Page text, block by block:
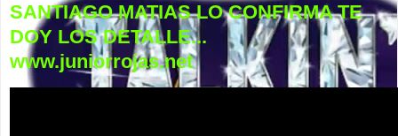
SANTIAGO MATIAS LO CONFIRMA TE
DOY LOS DETALLE...
www.juniorrojas.net